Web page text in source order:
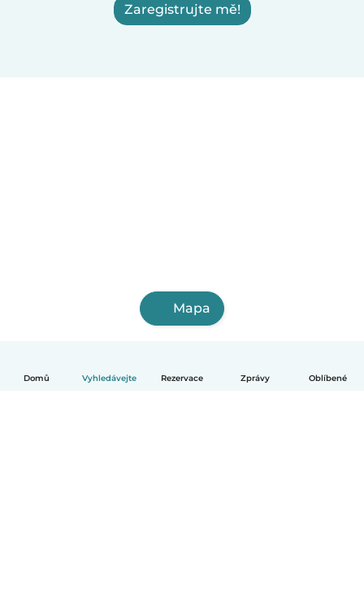
Domů Vyhledávejte Rezervace Zprávy Oblíbené
Zaregistrujte mě!
Mapa